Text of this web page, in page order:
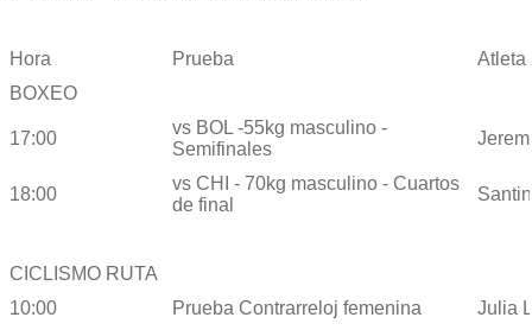
Hora Prueba
BOXEO
17:00
vs BOL -55kg masculino -
Semifinales
18:00
vs CHI - 70kg masculino - Cuartos
de final
CICLISMO RUTA
10:00
Prueba Contrarreloj femenina Julia